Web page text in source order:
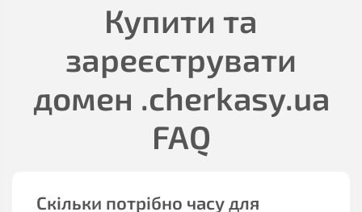
Купити та
зареєструвати
домен .cherkasy.ua
FAQ
Скільки потрібно часу для